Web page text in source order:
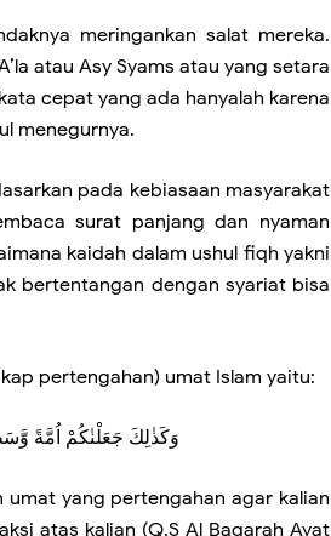
meringankan salat mereka.
atau Asy Syams atau yang setara
cepat yang ada hanyalah karena
menegurnya.
pada kebiasaan masyarakat
surat panjang dan nyaman
kaidah dalam ushul fiqh yakni
bertentangan dengan syariat bisa
pertengahan) umat Islam yaitu:
وَكَذٰلِكَ جَعَلْنٰكُمْ اُمَّةً
yang pertengahan agar kalian
atas kalian (Q.S Al Baqarah Ayat